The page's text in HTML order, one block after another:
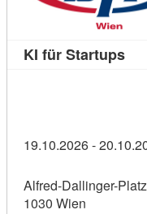
KI für Startups
19.10.2026 -
Alfred-Dallinger-
1030 Wien